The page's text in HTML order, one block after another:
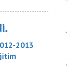
Sigorta
2013